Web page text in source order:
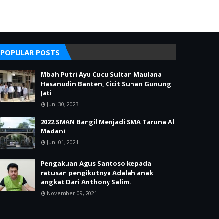
POPULAR POSTS
Mbah Putri Ayu Cucu Sultan Maulana
Hasanudin Banten, Cicit Sunan Gunung
Jati
Juni 30, 2023
2022 SMAN Bangil Menjadi SMA Taruna Al
Madani
Juni 01, 2021
Pengakuan Agus Santoso kepada
ratusan pengikutnya Adalah anak
angkat Dari Anthony Salim.
November 09, 2021